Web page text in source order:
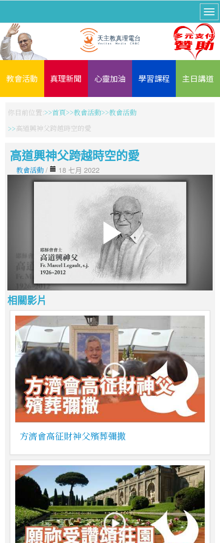
教會活動 真理新聞 心靈加油 學習課程 主日講道
你目前位置: 首頁 教會活動
教會活動
高道興神父跨越時空的愛
高道興神父跨越時空的愛
教會活動 / 18 七月 2022
相關影片
方濟會高征財神父殯葬彌撒